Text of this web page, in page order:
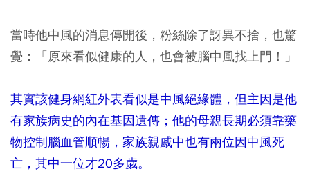
當時他中風的消息傳開後，粉絲除了訝異不捨，也驚
覺：「原來看似健康的人，也會被腦中風找上門！」
其實該健身網紅外表看似是中風絕緣體，但主因是他
有家族病史的內在基因遺傳；他的母親長期必須靠藥
物控制腦血管順暢，家族親戚中也有兩位因中風死
亡，其中一位才20多歲。